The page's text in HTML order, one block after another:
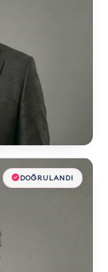
DOĞRULANDI